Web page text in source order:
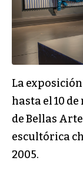
La
hasta el 10
de Bellas
escultórica
2005.